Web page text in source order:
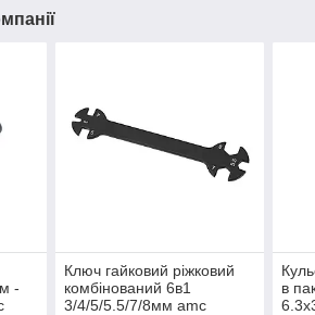
-
Ключ гайковий ріжковий
комбінований 6в1
3/4/5/5.5/7/8мм amc
в